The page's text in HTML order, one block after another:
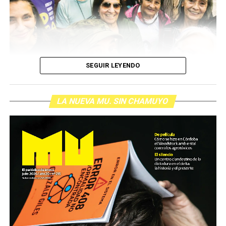
resisten otra avanzada sobre un territorio en disputa.
Por Francisco Pandolfi
Son personas que se organizan y se movilizan para
defender derechos de toda la
sociedad. Son quienes sufren palos, gases y
humillaciones por estar de pie. Quienes
crean respuestas donde hay impotencia y nuevas
SEGUIR LEYENDO
LA NUEVA MU. SIN CHAMUYO